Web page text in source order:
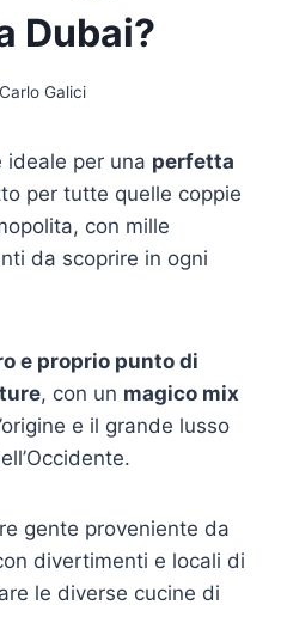
Dubai?
Carlo Galici
ideale per una perfetta
per tutte quelle coppie
con mille
da scoprire in ogni
e proprio punto di
, con un magico mix
e il grande lusso
gente proveniente da
divertimenti e locali di
le diverse cucine di